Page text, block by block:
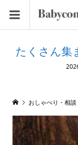
たくさん集
おしゃべり・相談